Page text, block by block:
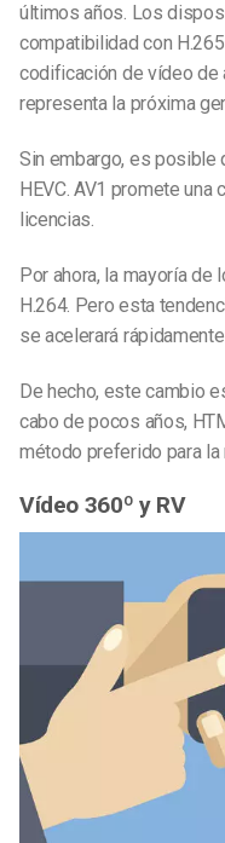
últimos años. Los
compatibilidad con
codificación de vídeo de
representa la próxima
Sin embargo, es posible
HEVC. AV1 promete una
licencias.
Por ahora, la mayoría
H.264. Pero esta
se acelerará
De hecho, este cambio
cabo de pocos años,
método preferido para la
Vídeo 360º y RV